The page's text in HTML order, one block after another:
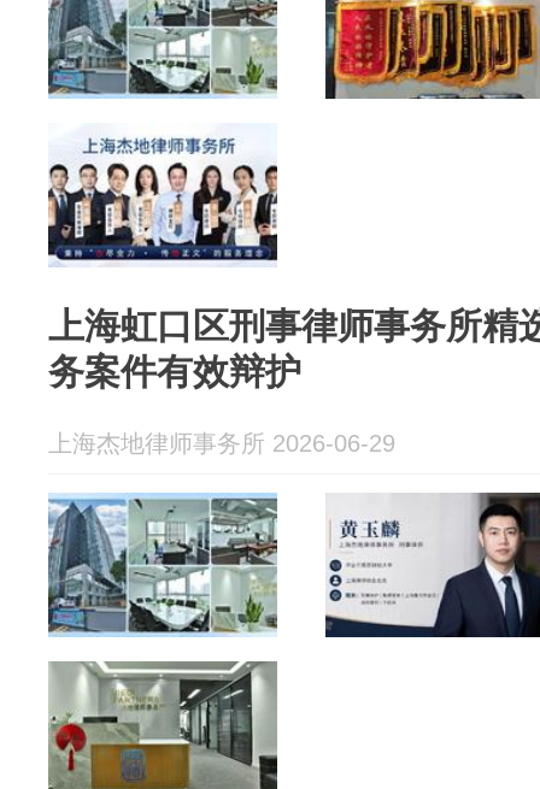
上海虹口区刑事律师事务所精
务案件有效辩护
上海杰地律师事务所 2026-06-29